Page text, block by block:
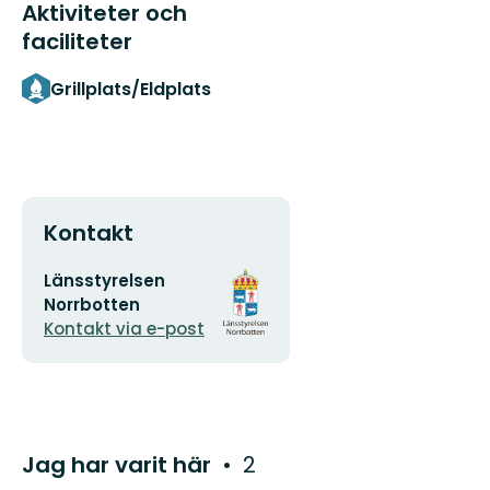
Aktiviteter och
faciliteter
Grillplats/Eldplats
Kontakt
E-
postadress
Länsstyrelsen
Norrbotten
Kontakt via e-post
Organisationens
logotyp
Jag har varit här 2